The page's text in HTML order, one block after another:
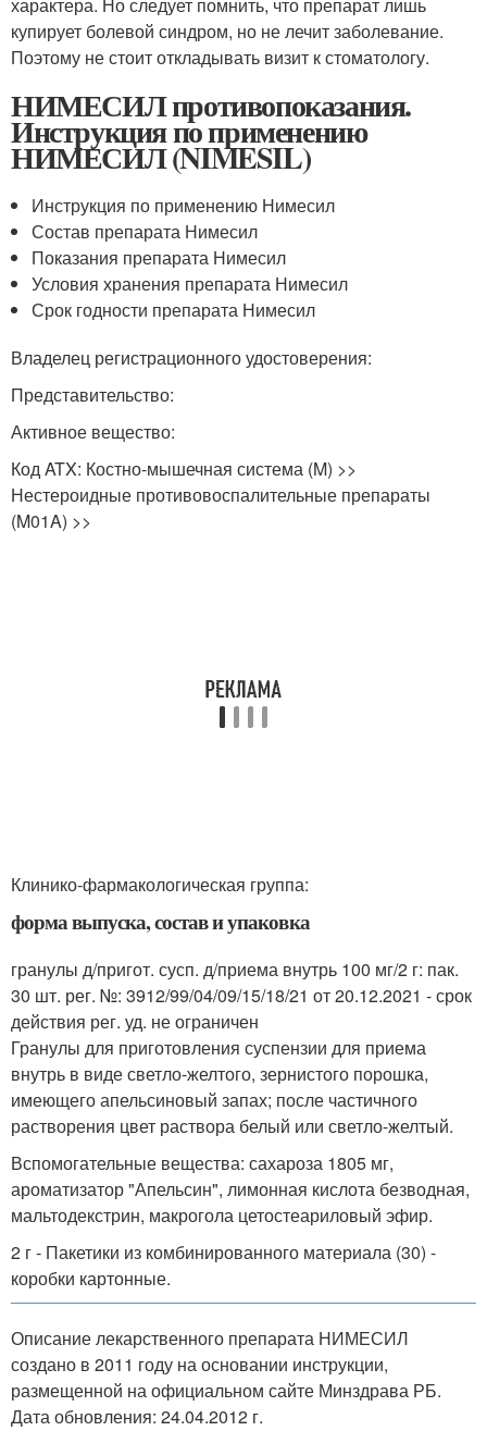
характера. Но следует помнить, что препарат лишь
купирует болевой синдром, но не лечит заболевание.
Поэтому не стоит откладывать визит к стоматологу.
НИМЕСИЛ противопоказания.
Инструкция по применению
НИМЕСИЛ (NIMESIL)
Инструкция по применению Нимесил
Состав препарата Нимесил
Показания препарата Нимесил
Условия хранения препарата Нимесил
Срок годности препарата Нимесил
Владелец регистрационного удостоверения:
Представительство:
Активное вещество:
Код ATX: Костно-мышечная система (M) >>
Нестероидные противовоспалительные препараты
(M01A) >>
Клинико-фармакологическая группа:
форма выпуска, состав и упаковка
гранулы д/пригот. сусп. д/приема внутрь 100 мг/2 г: пак.
30 шт. рег. №: 3912/99/04/09/15/18/21 от 20.12.2021 - срок
действия рег. уд. не ограничен
Гранулы для приготовления суспензии для приема
внутрь в виде светло-желтого, зернистого порошка,
имеющего апельсиновый запах; после частичного
растворения цвет раствора белый или светло-желтый.
Вспомогательные вещества: сахароза 1805 мг,
ароматизатор "Апельсин", лимонная кислота безводная,
мальтодекстрин, макрогола цетостеариловый эфир.
2 г - Пакетики из комбинированного материала (30) -
коробки картонные.
Описание лекарственного препарата НИМЕСИЛ
создано в 2011 году на основании инструкции,
размещенной на официальном сайте Минздрава РБ.
Дата обновления: 24.04.2012 г.